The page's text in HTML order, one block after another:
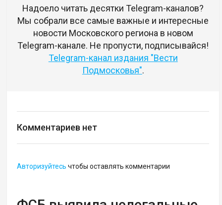
Надоело читать десятки Telegram-каналов?
Мы собрали все самые важные и интересные
новости Московского региона в новом
Telegram-канале. Не пропусти, подписывайся!
Telegram-канал издания "Вести
Подмосковья".
Комментариев нет
Авторизуйтесь чтобы оставлять комментарии